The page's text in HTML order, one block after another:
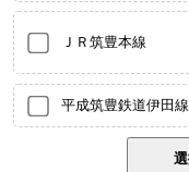
ＪＲ筑豊本線
平成筑豊鉄道伊田線